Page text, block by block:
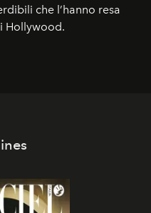
che l’hanno resa
Hollywood.